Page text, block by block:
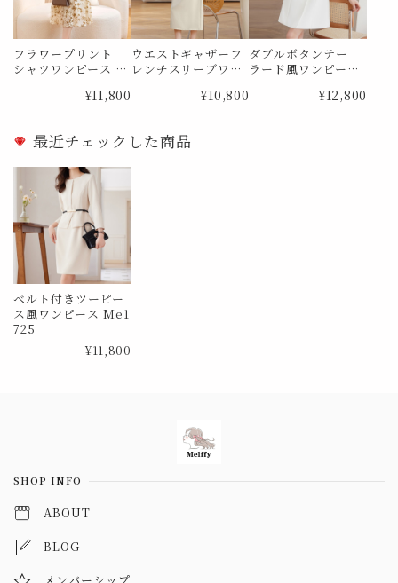
フラワープリント
シャツワンピース M
¥11,800
ウエストギャザーフ
レンチスリーブワン
¥10,800
ダブルボタンテー
ラード風ワンピース
¥12,800
最近チェックした商品
ベルト付きツーピー
ス風ワンピース Me1
725
¥11,800
SHOP INFO
ABOUT
BLOG